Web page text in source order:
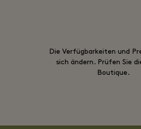
Die Verfügbarkeiten und
sich ändern. Prüfen Sie
Boutique.